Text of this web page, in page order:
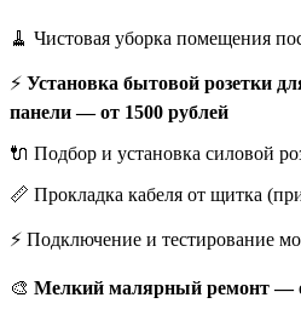
🧹 Чистовая уборка помещения
⚡ Установка бытовой розетки
панели — от 1500 рублей
🔌 Подбор и установка силовой
📏 Прокладка кабеля от щитка
⚡ Подключение и тестирование
🎨 Мелкий малярный ремонт —